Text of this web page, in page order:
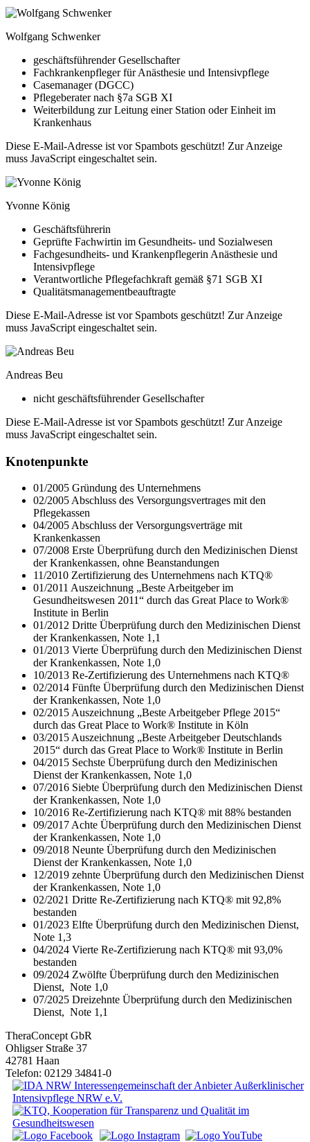
Wolfgang Schwenker
geschäftsführender Gesellschafter
Fachkrankenpfleger für Anästhesie und Intensivpflege
Casemanager (DGCC)
Pflegeberater nach §7a SGB XI
Weiterbildung zur Leitung einer Station oder Einheit im
Krankenhaus
Diese E-Mail-Adresse ist vor Spambots geschützt! Zur Anzeige
muss JavaScript eingeschaltet sein.
Yvonne König
Geschäftsführerin
Geprüfte Fachwirtin im Gesundheits- und Sozialwesen
Fachgesundheits- und Krankenpflegerin Anästhesie und
Intensivpflege
Verantwortliche Pflegefachkraft gemäß §71 SGB XI
Qualitätsmanagementbeauftragte
Diese E-Mail-Adresse ist vor Spambots geschützt! Zur Anzeige
muss JavaScript eingeschaltet sein.
Andreas Beu
nicht geschäftsführender Gesellschafter
Diese E-Mail-Adresse ist vor Spambots geschützt! Zur Anzeige
muss JavaScript eingeschaltet sein.
Knotenpunkte
01/2005 Gründung des Unternehmens
02/2005 Abschluss des Versorgungsvertrages mit den
Pflegekassen
04/2005 Abschluss der Versorgungsverträge mit
Krankenkassen
07/2008 Erste Überprüfung durch den Medizinischen Dienst
der Krankenkassen, ohne Beanstandungen
11/2010 Zertifizierung des Unternehmens nach KTQ®
01/2011 Auszeichnung „Beste Arbeitgeber im
Gesundheitswesen 2011“ durch das Great Place to Work®
Institute in Berlin
01/2012 Dritte Überprüfung durch den Medizinischen Dienst
der Krankenkassen, Note 1,1
01/2013 Vierte Überprüfung durch den Medizinischen Dienst
der Krankenkassen, Note 1,0
10/2013 Re-Zertifizierung des Unternehmens nach KTQ®
02/2014 Fünfte Überprüfung durch den Medizinischen Dienst
der Krankenkassen, Note 1,0
02/2015 Auszeichnung „Beste Arbeitgeber Pflege 2015“
durch das Great Place to Work® Institute in Köln
03/2015 Auszeichnung „Beste Arbeitgeber Deutschlands
2015“ durch das Great Place to Work® Institute in Berlin
04/2015 Sechste Überprüfung durch den Medizinischen
Dienst der Krankenkassen, Note 1,0
07/2016 Siebte Überprüfung durch den Medizinischen Dienst
der Krankenkassen, Note 1,0
10/2016 Re-Zertifizierung nach KTQ® mit 88% bestanden
09/2017 Achte Überprüfung durch den Medizinischen Dienst
der Krankenkassen, Note 1,0
09/2018 Neunte Überprüfung durch den Medizinischen
Dienst der Krankenkassen, Note 1,0
12/2019 zehnte Überprüfung durch den Medizinischen Dienst
der Krankenkassen, Note 1,0
02/2021 Dritte Re-Zertifizierung nach KTQ® mit 92,8%
bestanden
01/2023 Elfte Überprüfung durch den Medizinischen Dienst,
Note 1,3
04/2024 Vierte Re-Zertifizierung nach KTQ® mit 93,0%
bestanden
09/2024 Zwölfte Überprüfung durch den Medizinischen
Dienst, Note 1,0
07/2025 Dreizehnte Überprüfung durch den Medizinischen
Dienst, Note 1,1
TheraConcept GbR
Ohligser Straße 37
42781 Haan
Telefon: 02129 34841-0